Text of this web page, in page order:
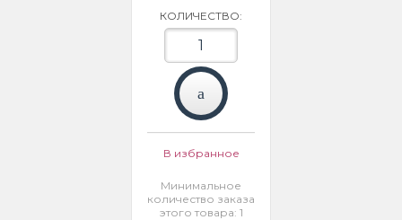
КОЛИЧЕСТВО:
В избранное
Минимальное
количество заказа
этого товара: 1